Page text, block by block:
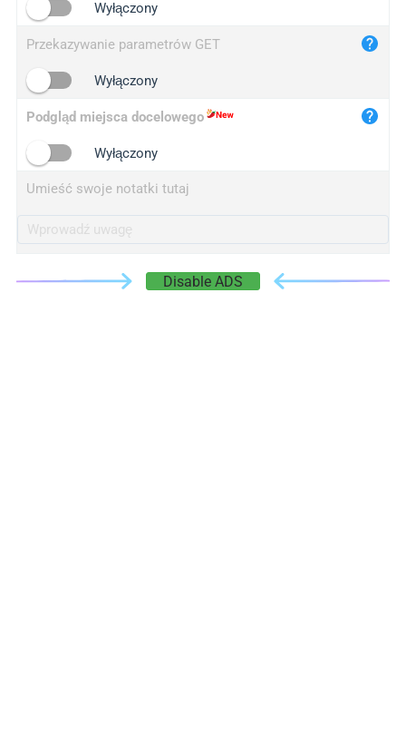
Wyłączony
Przekazywanie parametrów GET
Wyłączony
Podgląd miejsca docelowego
Wyłączony
Umieść swoje notatki tutaj
Disable ADS